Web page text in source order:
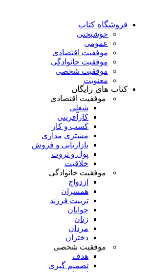
فروشگاه کتاب
خوشبختی
عمومی
موفقیت اقتصادی
موفقیت خانوادگی
موفقیت شخصی
معنویت
کتاب های رایگان
موفقیت اقتصادی
شغلی
کارآفرینی
کسب و کار
مشتری مداری
بازاریابی و فروش
پول و ثروت
خلاقیت
موفقیت خانوادگی
ازدواج
همسران
تربیت فرزند
جوانان
زنان
مردان
دختران
موفقیت شخصی
هدف
تصمیم گیری